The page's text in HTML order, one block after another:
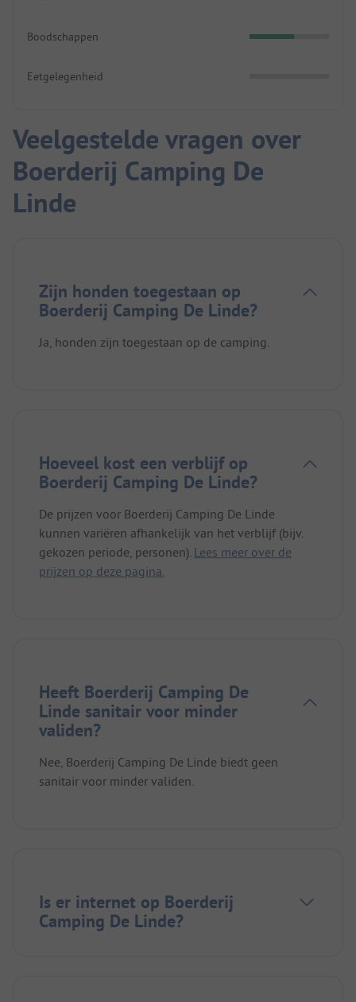
Boodschappen
Eetgelegenheid
Veelgestelde vragen over
Boerderij Camping De
Linde
Zijn honden toegestaan op
Boerderij Camping De Linde?
Ja, honden zijn toegestaan op de camping.
Hoeveel kost een verblijf op
Boerderij Camping De Linde?
De prijzen voor Boerderij Camping De Linde
kunnen variëren afhankelijk van het verblijf (bijv.
gekozen periode, personen). Lees meer over de
prijzen op deze pagina.
Heeft Boerderij Camping De
Linde sanitair voor minder
validen?
Nee, Boerderij Camping De Linde biedt geen
sanitair voor minder validen.
Is er internet op Boerderij
Camping De Linde?